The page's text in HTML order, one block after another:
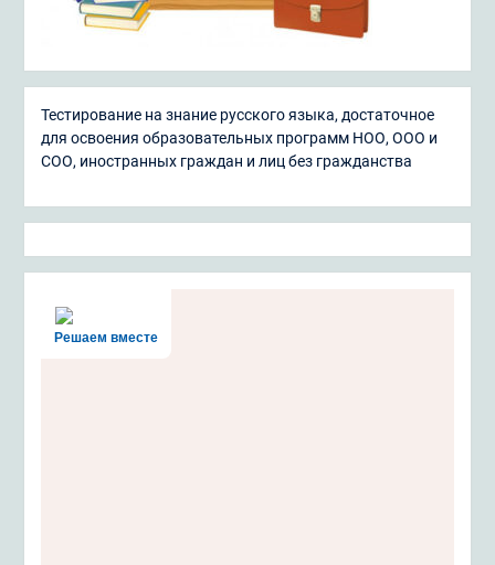
Тестирование на знание русского языка, достаточное
для освоения образовательных программ НОО, ООО и
СОО, иностранных граждан и лиц без гражданства
Решаем вместе